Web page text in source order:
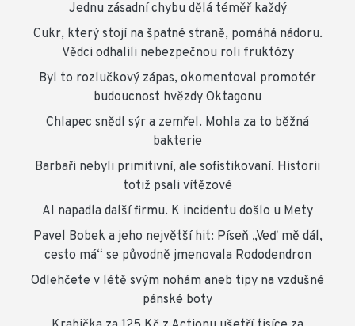
Jednu zásadní chybu dělá téměř každý
Cukr, který stojí na špatné straně, pomáhá nádoru.
Vědci odhalili nebezpečnou roli fruktózy
Byl to rozlučkový zápas, okomentoval promotér
budoucnost hvězdy Oktagonu
Chlapec snědl sýr a zemřel. Mohla za to běžná
bakterie
Barbaři nebyli primitivní, ale sofistikovaní. Historii
totiž psali vítězové
AI napadla další firmu. K incidentu došlo u Mety
Pavel Bobek a jeho největší hit: Píseň „Veď mě dál,
cesto má“ se původně jmenovala Rododendron
Odlehčete v létě svým nohám aneb tipy na vzdušné
pánské boty